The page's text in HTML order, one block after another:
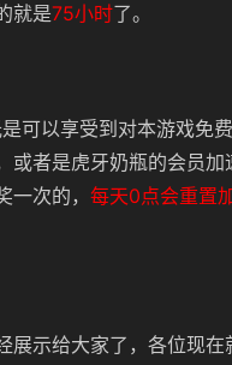
就是75小时了。
是可以享受到对本游戏免
者是虎牙奶瓶的会员加
次的， 每天0点会重置
展示给大家了，各位现